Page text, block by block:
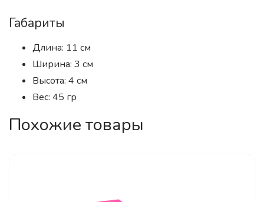
Габариты
Длина: 11 см
Ширина: 3 см
Высота: 4 см
Вес: 45 гр
Похожие товары